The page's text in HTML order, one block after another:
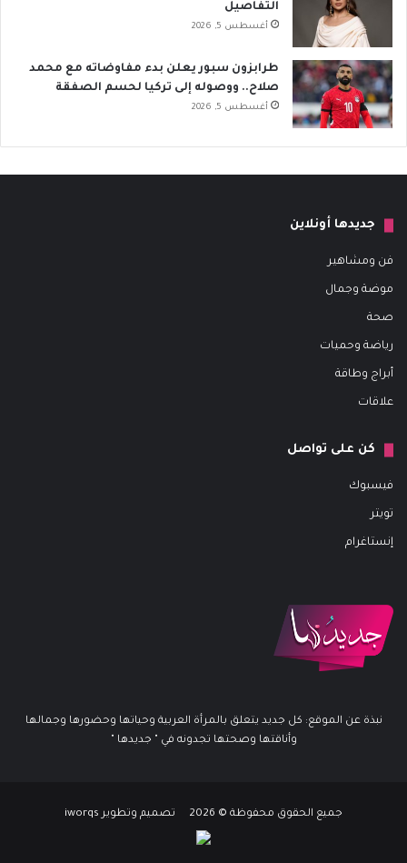
التفاصيل
أغسطس 5, 2026
طرابزون سبور يعلن بدء مفاوضاته مع محمد
صلاح.. ووصوله إلى تركيا لحسم الصفقة
أغسطس 5, 2026
جديدها أونلاين
فن ومشاهير
موضة وجمال
صحة
رياضة وحميات
أبراج وطاقة
علاقات
كن على تواصل
فيسبوك
تويتر
إنستاغرام
نبذة عن الموقع: كل جديد يتعلق بالمرأة العربية وحياتها وحضورها وجمالها
وأناقتها وصحتها تجدونه في " جديدها "
جميع الحقوق محفوظة © 2026 تصميم وتطوير iworqs